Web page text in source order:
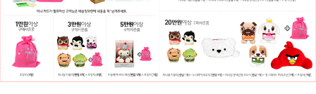
페이코 ID로
PAYCO 바로